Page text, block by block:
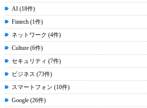
AI (18件)
Fintech (1件)
ネットワーク (4件)
Culture (6件)
セキュリティ (7件)
ビジネス (73件)
スマートフォン (10件)
Google (26件)